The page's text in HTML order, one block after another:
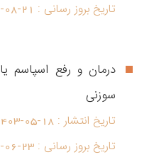
تاریخ بروز رسانی : 08-21
درمان و رفع
سوزنی
تاریخ انتشار : 05-18
تاریخ بروز رسانی : 06-23